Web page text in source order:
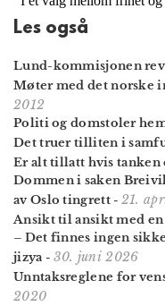
Les også
Lund-kommisjonen
Møter med det norske
2012
Politi og domstoler
Det truer tilliten i
Er alt tillatt hvis tanken
Dommen i saken
av Oslo tingrett- 21.
Ansikt til ansikt med en
– Det finnes ingen
jizya - 30. juni 2026
Unntaksreglene for
2020